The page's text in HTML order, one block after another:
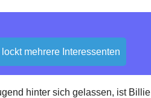
mehrere Interessenten
hinter sich gelassen, ist Billie